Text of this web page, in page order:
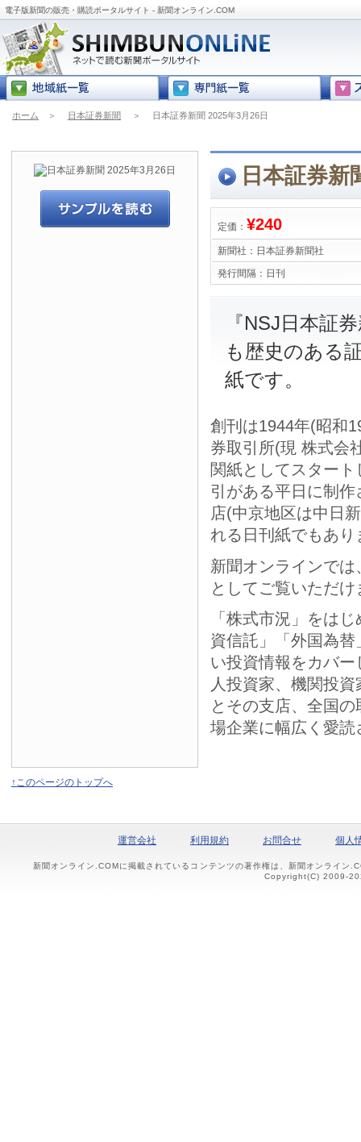
電子版新聞の販売・購読ポータルサイト - 新聞オンライン.COM
ホーム ＞ 日本証券新聞 ＞ 日本証券新聞 2025年3月26日
日本証券新
定価： ¥240
新聞社： 日本証券新聞社
発行間隔： 日刊
『NSJ日本証
も歴史のある
紙です。
創刊は1944年(昭和
券取引所(現 株式会
関紙としてスター
引がある平日に制
店(中京地区は中日
れる日刊紙でもあり
新聞オンラインで
としてご覧いただけ
「株式市況」をは
資信託」「外国為
い投資情報をカバ
人投資家、機関投
とその支店、全国
場企業に幅広く愛読
↑このページのトップへ
運営会社 利用規約 お問合せ 個人
新聞オンライン.COMに掲載されているコンテンツの著作権は、新聞オンライン
Copyright(C) 2009-